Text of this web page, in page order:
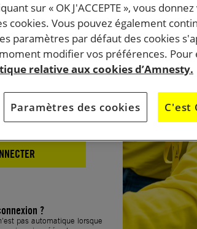
?
?
?
pas automatique lorsque
sur « OK J'ACCEPTE », vous
cookies. Vous pouvez également
paramètres par défaut des cookies
modifier vos préférences. Pour
relative aux cookies d’Amnesty.
Paramètres des cookies C'est